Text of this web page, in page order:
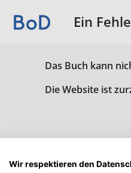
Ein
Das Buch kann
Die Website ist
Wir respektieren den